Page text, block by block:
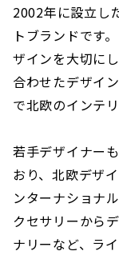
2002年に設立し
トブランドです
ザインを大切に
合わせたデザイ
で北欧のインテ
若手デザイナー
おり、北欧デザ
ンターナショナ
クセサリーから
ナリーなど、ラ